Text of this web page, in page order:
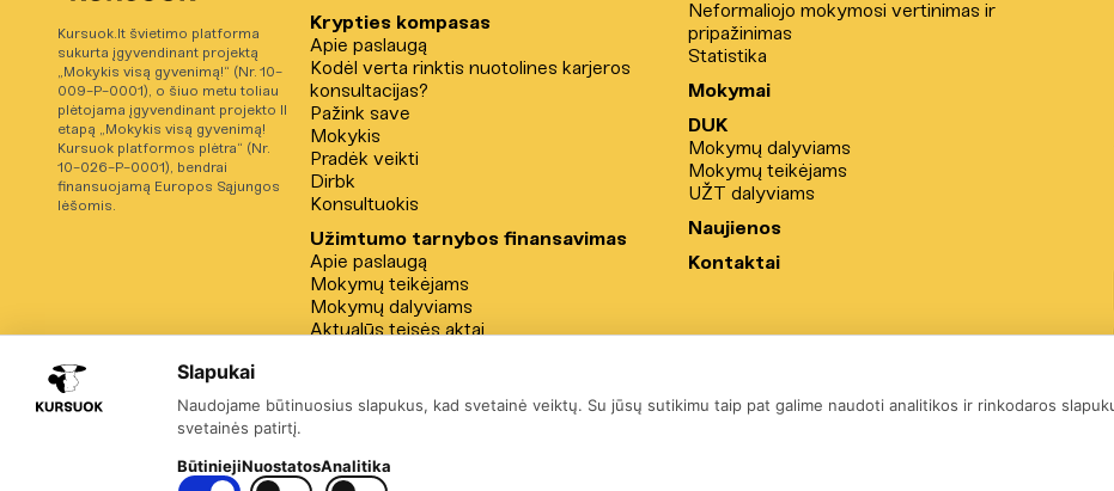
Kursuok.lt švietimo platforma
sukurta įgyvendinant projektą
„Mokykis visą gyvenimą!“ (Nr. 10-
009-P-0001), o šiuo metu toliau
plėtojama įgyvendinant projekto II
etapą „Mokykis visą gyvenimą!
Kursuok platformos plėtra“ (Nr.
10-026-P-0001), bendrai
finansuojamą Europos Sąjungos
lėšomis.
Krypties kompasas
Apie paslaugą
Kodėl verta rinktis nuotolines karjeros
konsultacijas?
Pažink save
Mokykis
Pradėk veikti
Dirbk
Konsultuokis
Užimtumo tarnybos finansavimas
Apie paslaugą
Mokymų teikėjams
Mokymų dalyviams
Aktualūs teisės aktai
Neformaliojo mokymosi vertinimas ir
pripažinimas
Statistika
Mokymai
DUK
Mokymų dalyviams
Mokymų teikėjams
UŽT dalyviams
Naujienos
Kontaktai
Slapukai
Naudojame būtinuosius slapukus, kad svetainė veiktų. Su jūsų sutikimu taip pat galime naudoti analitikos ir rinkodaros
svetainės patirtį.
BūtiniejiNuostatosAnalitika